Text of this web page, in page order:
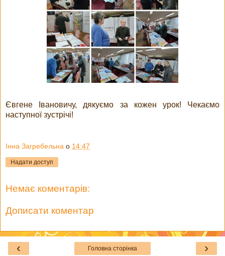
Євгене Івановичу, дякуємо за кожен урок! Чекаємо
наступної зустрічі!
Інна Загребельна о 14:47
Надати доступ
Немає коментарів:
Дописати коментар
‹ ›
Головна сторінка